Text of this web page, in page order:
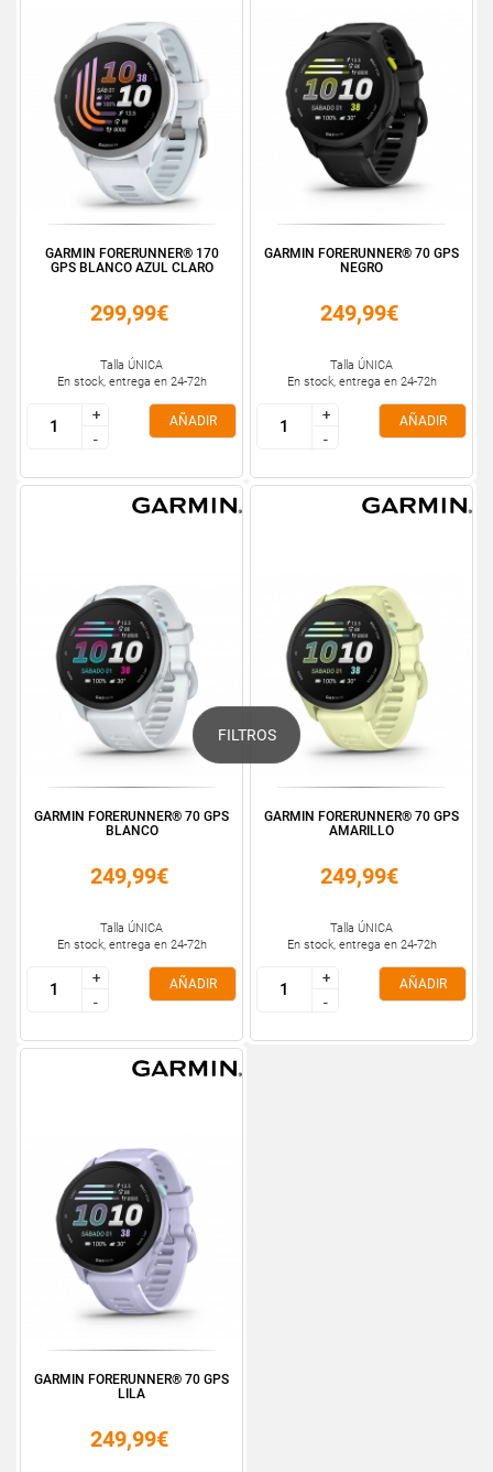
FILTROS
GARMIN FORERUNNER® 170
GPS BLANCO AZUL CLARO
299,99€
Talla ÚNICA
En stock, entrega en 24-72h
+
-
+
-
AÑADIR
GARMIN FORERUNNER® 70 GPS
NEGRO
249,99€
Talla ÚNICA
En stock, entrega en 24-72h
+
-
+
-
AÑADIR
GARMIN FORERUNNER® 70 GPS
BLANCO
249,99€
Talla ÚNICA
En stock, entrega en 24-72h
+
-
+
-
AÑADIR
GARMIN FORERUNNER® 70 GPS
AMARILLO
249,99€
Talla ÚNICA
En stock, entrega en 24-72h
+
-
+
-
AÑADIR
GARMIN FORERUNNER® 70 GPS
LILA
249,99€